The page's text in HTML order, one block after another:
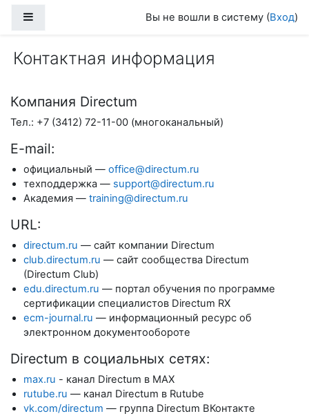
Вы не вошли в систему (Вход)
Контактная информация
Компания Directum
Тел.: +7 (3412) 72-11-00 (многоканальный)
E-mail:
официальный —office@directum.ru
техподдержка — support@directum.ru
Академия —training@directum.ru
URL:
directum.ru — сайт компании Directum
club.directum.ru — сайт сообщества Directum
(Directum Club)
edu.directum.ru — портал обучения по программе
сертификации специалистов Directum RX
ecm-journal.ru — информационный ресурс об
электронном документообороте
Directum в социальных сетях:
max.ru - канал Directum в MAX
rutube.ru — канал Directum в Rutube
vk.com/directum — группа Directum ВКонтакте